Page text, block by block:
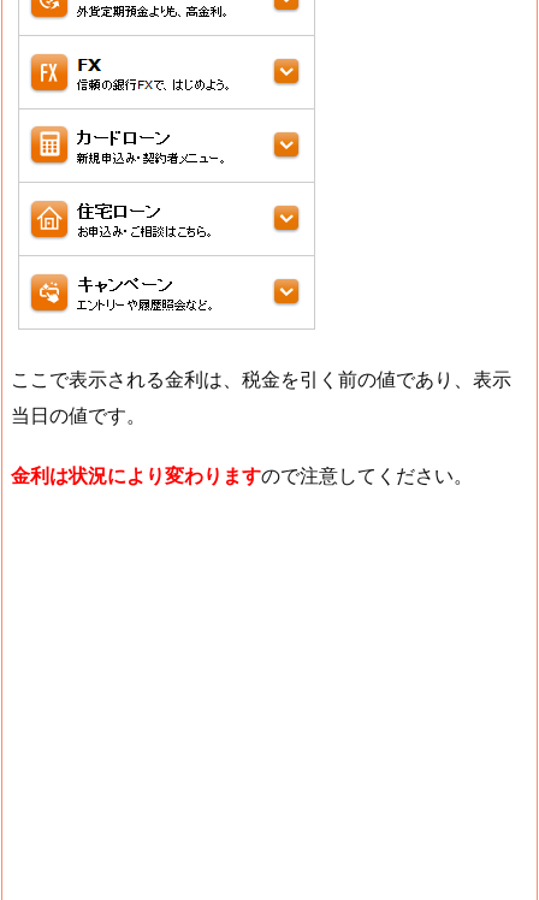
ここで表示される金利は、税金を引く前の値であり、表示
当日の値です。
金利は状況により変わりますので注意してください。